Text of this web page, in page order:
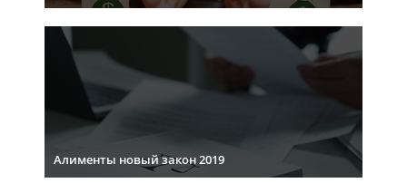
Алименты новый закон 2019